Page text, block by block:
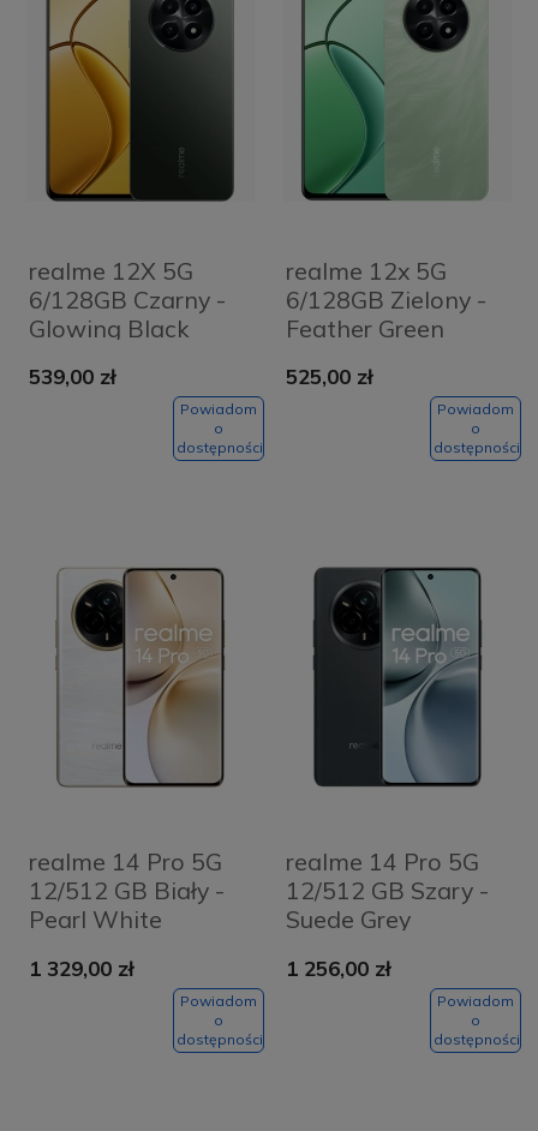
realme 12X 5G
6/128GB Czarny -
Glowing Black
539,00 zł
Powiadom
o
dostępności
realme 12x 5G
6/128GB Zielony -
Feather Green
525,00 zł
Powiadom
o
dostępności
realme 14 Pro 5G
12/512 GB Biały -
Pearl White
1 329,00 zł
Powiadom
o
dostępności
realme 14 Pro 5G
12/512 GB Szary -
Suede Grey
1 256,00 zł
Powiadom
o
dostępności